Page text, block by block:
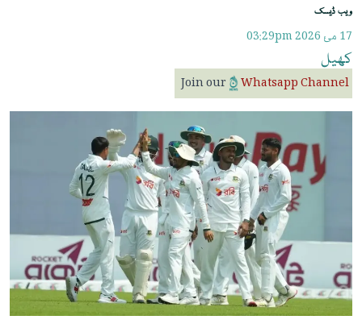
ویب ڈیسک
17 مئ 2026 03:29pm
کھیل
Join our Whatsapp Channel